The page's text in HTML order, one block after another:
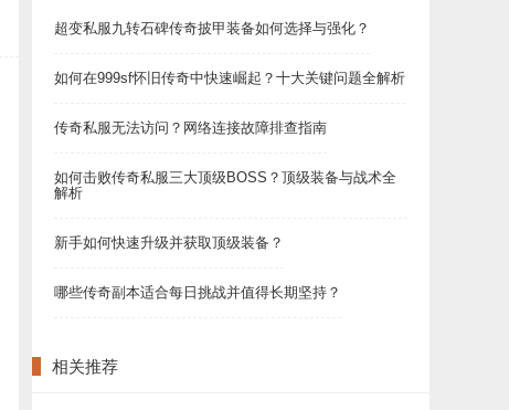
超变私服九转石碑传奇披甲装备如何选择与强化？
如何在999sf怀旧传奇中快速崛起？十大关键问题全解析
传奇私服无法访问？网络连接故障排查指南
如何击败传奇私服三大顶级BOSS？顶级装备与战术全
解析
新手如何快速升级并获取顶级装备？
哪些传奇副本适合每日挑战并值得长期坚持？
相关推荐